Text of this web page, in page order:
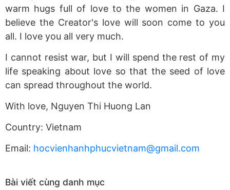
warm hugs full of love to the women in Gaza. I
believe the Creator's love will soon come to you
all. I love you all very much.
I cannot resist war, but I will spend the rest of my
life speaking about love so that the seed of love
can spread throughout the world.
With love, Nguyen Thi Huong Lan
Country: Vietnam
Email: hocvienhanhphucvietnam@gmail.com
Bài viết cùng danh mục